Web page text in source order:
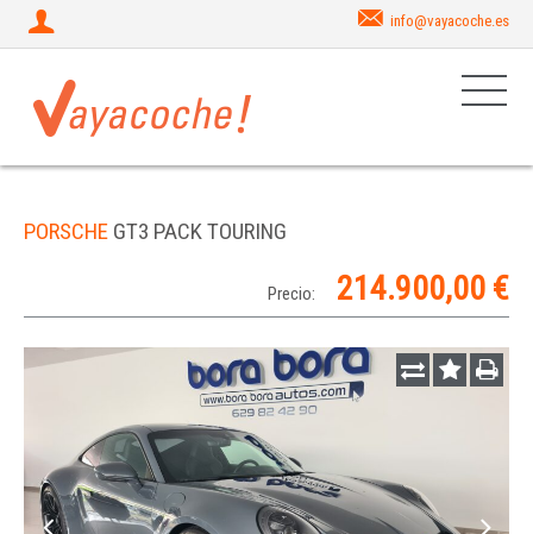
info@vayacoche.es
PORSCHE GT3 PACK TOURING
Precio: 214.900,00 €